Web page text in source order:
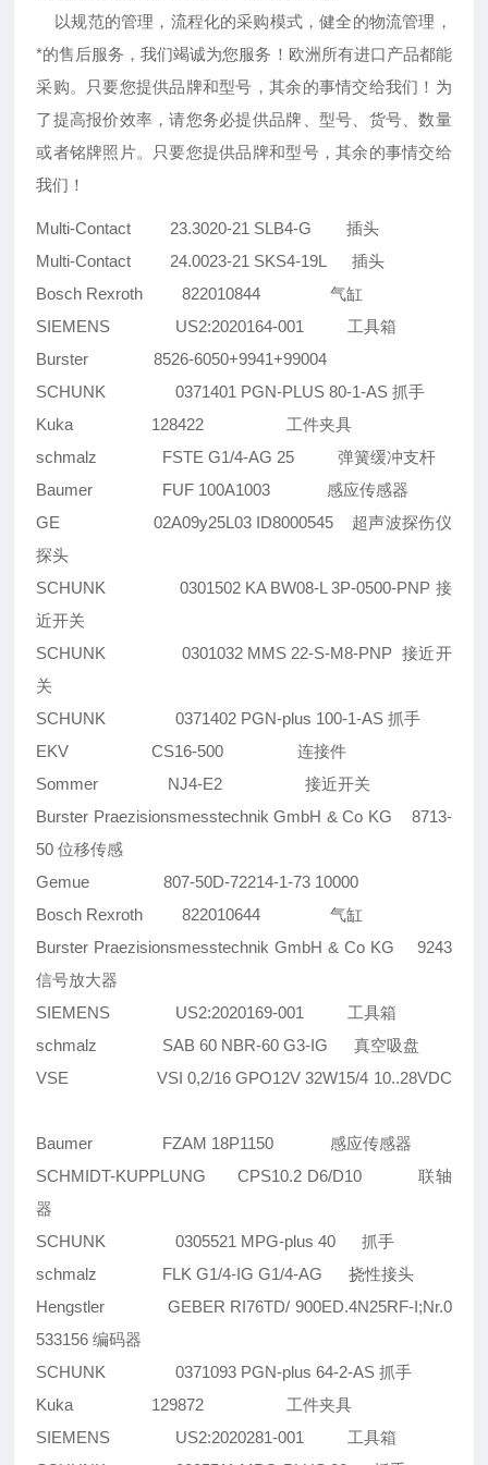
以规范的管理，流程化的采购模式，健全的物流管理，
*的售后服务，我们竭诚为您服务！欧洲所有进口产品都能
采购。只要您提供品牌和型号，其余的事情交给我们！为
了提高报价效率，请您务必提供品牌、型号、货号、数量
或者铭牌照片。只要您提供品牌和型号，其余的事情交给
我们！
Multi-Contact 23.3020-21 SLB4-G 插头
Multi-Contact 24.0023-21 SKS4-19L 插头
Bosch Rexroth 822010844 气缸
SIEMENS US2:2020164-001 工具箱
Burster 8526-6050+9941+99004
SCHUNK 0371401 PGN-PLUS 80-1-AS 抓手
Kuka 128422 工件夹具
schmalz FSTE G1/4-AG 25 弹簧缓冲支杆
Baumer FUF 100A1003 感应传感器
GE 02A09y25L03 ID8000545 超声波探伤仪
探头
SCHUNK 0301502 KA BW08-L 3P-0500-PNP 接
近开关
SCHUNK 0301032 MMS 22-S-M8-PNP 接近开
关
SCHUNK 0371402 PGN-plus 100-1-AS 抓手
EKV CS16-500 连接件
Sommer NJ4-E2 接近开关
Burster Praezisionsmesstechnik GmbH & Co KG 8713-
50 位移传感
Gemue 807-50D-72214-1-73 10000
Bosch Rexroth 822010644 气缸
Burster Praezisionsmesstechnik GmbH & Co KG 9243
信号放大器
SIEMENS US2:2020169-001 工具箱
schmalz SAB 60 NBR-60 G3-IG 真空吸盘
VSE VSI 0,2/16 GPO12V 32W15/4 10..28VDC
Baumer FZAM 18P1150 感应传感器
SCHMIDT-KUPPLUNG CPS10.2 D6/D10 联轴
器
SCHUNK 0305521 MPG-plus 40 抓手
schmalz FLK G1/4-IG G1/4-AG 挠性接头
Hengstler GEBER RI76TD/ 900ED.4N25RF-I;Nr.0
533156 编码器
SCHUNK 0371093 PGN-plus 64-2-AS 抓手
Kuka 129872 工件夹具
SIEMENS US2:2020281-001 工具箱